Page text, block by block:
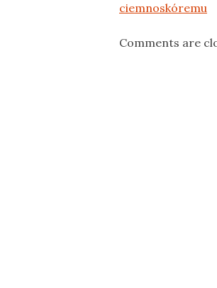
ciemnoskóremu
Comments are